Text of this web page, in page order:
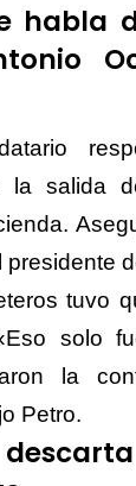
habla
la salida
tuvo
solo
la
Petro.